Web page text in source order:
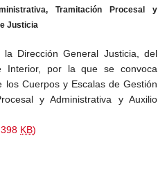
Tramitación Procesal y
Justicia
Dirección General Justicia, del
Interior, por la que se convoca
Cuerpos y Escalas de Gestión
y Administrativa y Auxilio
KB)